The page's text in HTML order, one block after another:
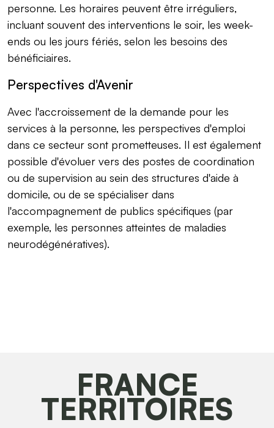
personne. Les horaires peuvent être irréguliers,
incluant souvent des interventions le soir, les week-
ends ou les jours fériés, selon les besoins des
bénéficiaires.
Perspectives d'Avenir
Avec l'accroissement de la demande pour les
services à la personne, les perspectives d'emploi
dans ce secteur sont prometteuses. Il est également
possible d'évoluer vers des postes de coordination
ou de supervision au sein des structures d'aide à
domicile, ou de se spécialiser dans
l'accompagnement de publics spécifiques (par
exemple, les personnes atteintes de maladies
neurodégénératives).
FRANCE
TERRITOIRES